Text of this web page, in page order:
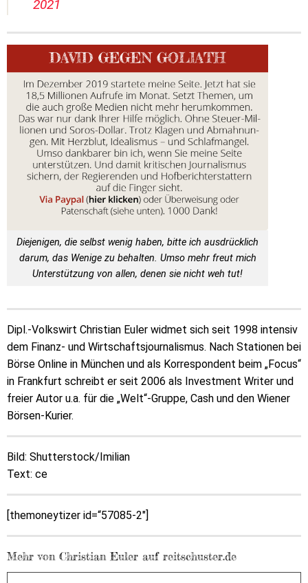
2021
Diejenigen, die selbst wenig haben, bitte ich ausdrücklich
darum, das Wenige zu behalten. Umso mehr freut mich
Unterstützung von allen, denen sie nicht weh tut!
Dipl.-Volkswirt Christian Euler widmet sich seit 1998 intensiv
dem Finanz- und Wirtschaftsjournalismus. Nach Stationen bei
Börse Online in München und als Korrespondent beim „Focus“
in Frankfurt schreibt er seit 2006 als Investment Writer und
freier Autor u.a. für die „Welt“-Gruppe, Cash und den Wiener
Börsen-Kurier.
Bild: Shutterstock/Imilian
Text: ce
[themoneytizer id=“57085-2″]
Mehr von Christian Euler auf reitschuster.de